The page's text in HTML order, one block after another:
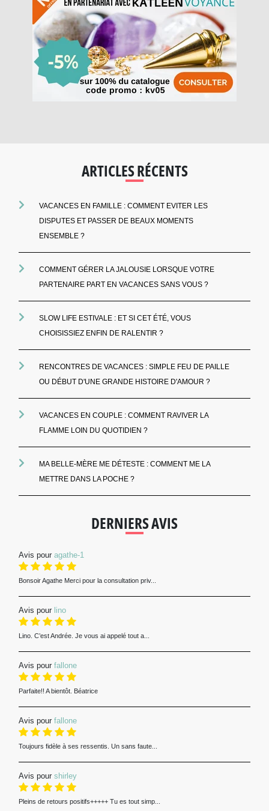
ARTICLES RÉCENTS
VACANCES EN FAMILLE : COMMENT EVITER LES
DISPUTES ET PASSER DE BEAUX MOMENTS
ENSEMBLE ?
COMMENT GÉRER LA JALOUSIE LORSQUE VOTRE
PARTENAIRE PART EN VACANCES SANS VOUS ?
SLOW LIFE ESTIVALE : ET SI CET ÉTÉ, VOUS
CHOISISSIEZ ENFIN DE RALENTIR ?
RENCONTRES DE VACANCES : SIMPLE FEU DE PAILLE
OU DÉBUT D'UNE GRANDE HISTOIRE D'AMOUR ?
VACANCES EN COUPLE : COMMENT RAVIVER LA
FLAMME LOIN DU QUOTIDIEN ?
MA BELLE-MÈRE ME DÉTESTE : COMMENT ME LA
METTRE DANS LA POCHE ?
DERNIERS AVIS
Avis pour agathe-1
Bonsoir Agathe Merci pour la consultation priv...
Avis pour lino
Lino. C’est Andrée. Je vous ai appelé tout a...
Avis pour fallone
Parfaite!! A bientôt. Béatrice
Avis pour fallone
Toujours fidèle à ses ressentis. Un sans faute...
Avis pour shirley
Pleins de retours positifs+++++ Tu es tout simp...